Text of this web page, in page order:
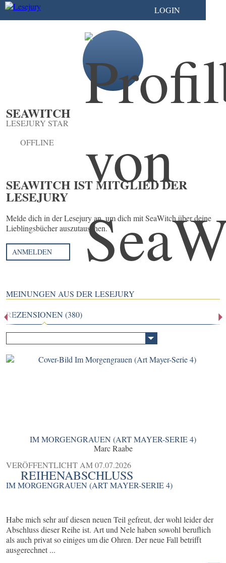
LOGIN
SEAWITCH
LESEJURY STAR
OFFLINE
SEAWITCH IST MITGLIED DER
LESEJURY
Melde dich in der Lesejury an, um dich mit SeaWitch über deine
Lieblingsbücher auszutauschen.
ANMELDEN
MEINUNGEN AUS DER LESEJURY
REZENSIONEN (380)
IM MORGENGRAUEN (ART MAYER-SERIE 4)
Marc Raabe
VERÖFFENTLICHT AM07.07.2026
REIHENABSCHLUSS
IM MORGENGRAUEN (ART MAYER-SERIE 4)
Habe mich sehr auf diesen neuen Teil gefreut, der wohl leider der
Abschluss dieser Reihe ist. Art und Nele haben sowohl beruflich
als auch privat so einiges um die Ohren. Der neue Fall betrifft
ausgerechnet ...